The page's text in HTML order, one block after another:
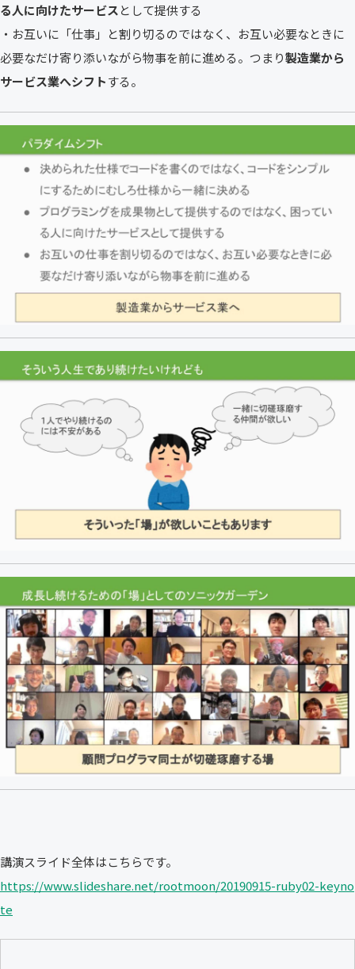
る人に向けたサービスとして提供する
・お互いに「仕事」と割り切るのではなく、お互い必要なときに
必要なだけ寄り添いながら物事を前に進める。つまり製造業から
サービス業へシフトする。
講演スライド全体はこちらです。
https://www.slideshare.net/rootmoon/20190915-ruby02-keyno
te